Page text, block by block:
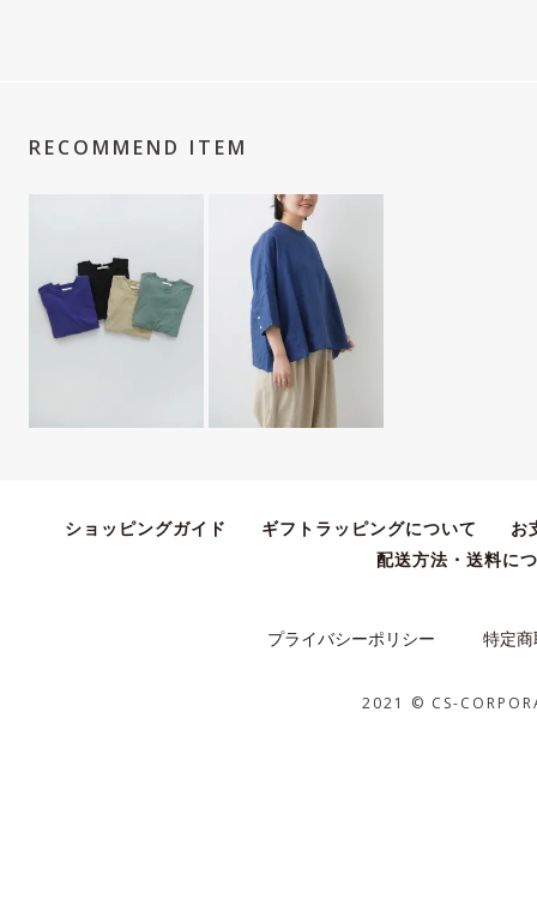
RECOMMEND ITEM
ショッピングガイド ギフトラッピングについて
お
配送方法・送料に
プライバシーポリシー 特定
2021 © CS-